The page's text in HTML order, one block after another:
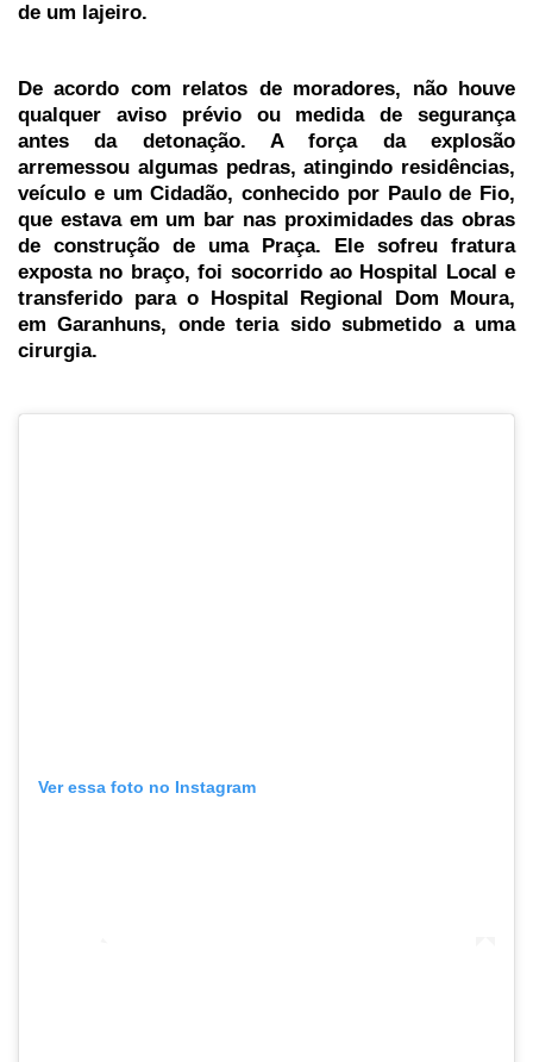
de um lajeiro.
De acordo com relatos de moradores, não houve
qualquer aviso prévio ou medida de segurança
antes da detonação. A força da explosão
arremessou algumas pedras, atingindo residências,
veículo e um Cidadão, conhecido por Paulo de Fio,
que estava em um bar nas proximidades das obras
de construção de uma Praça. Ele sofreu fratura
exposta no braço, foi socorrido ao Hospital Local e
transferido para o Hospital Regional Dom Moura,
em Garanhuns, onde teria sido submetido a uma
cirurgia.
Ver essa foto no Instagram